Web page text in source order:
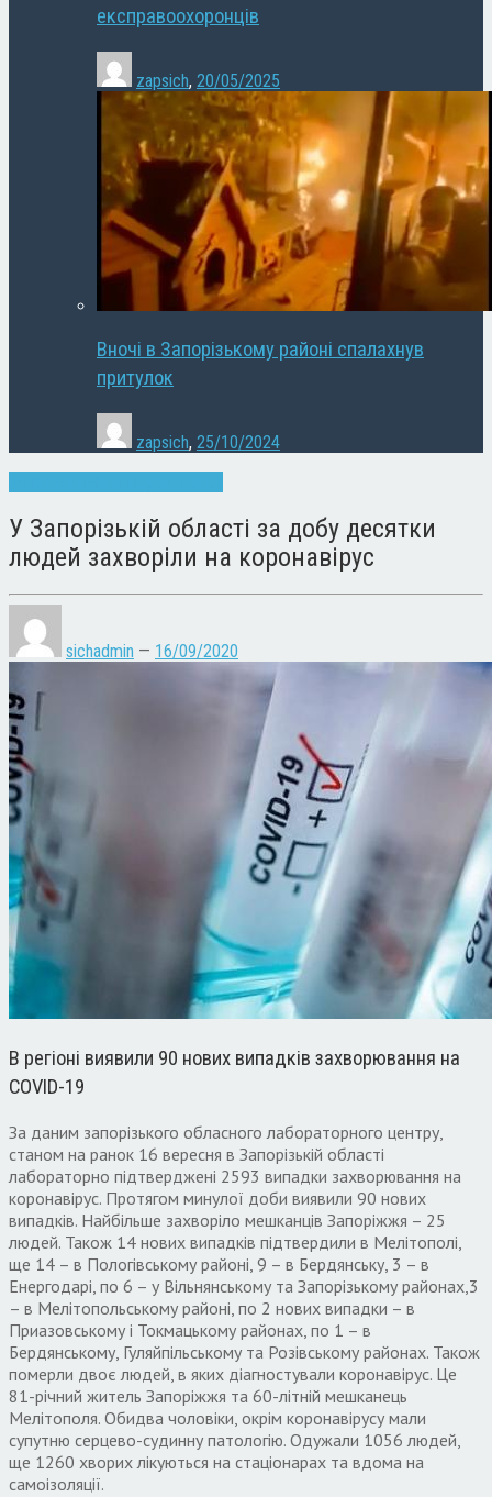
експравоохоронців
zapsich, 20/05/2025
Вночі в Запорізькому районі спалахнув
притулок
zapsich, 25/10/2024
У Запорізькій області за добу десятки
людей захворіли на коронавірус
sichadmin — 16/09/2020
В регіоні виявили 90 нових випадків захворювання на
COVID-19
За даним запорізького обласного лабораторного центру,
станом на ранок 16 вересня в Запорізькій області
лабораторно підтверджені 2593 випадки захворювання на
коронавірус. Протягом минулої доби виявили 90 нових
випадків. Найбільше захворіло мешканців Запоріжжя – 25
людей. Також 14 нових випадків підтвердили в Мелітополі,
ще 14 – в Пологівському районі, 9 – в Бердянську, 3 – в
Енергодарі, по 6 – у Вільнянському та Запорізькому районах,3
– в Мелітопольському районі, по 2 нових випадки – в
Приазовському і Токмацькому районах, по 1 – в
Бердянському, Гуляйпільському та Розівському районах. Також
померли двоє людей, в яких діагностували коронавірус. Це
81-річний житель Запоріжжя та 60-літній мешканець
Мелітополя. Обидва чоловіки, окрім коронавірусу мали
супутню серцево-судинну патологію. Одужали 1056 людей,
ще 1260 хворих лікуються на стаціонарах та вдома на
самоізоляції.